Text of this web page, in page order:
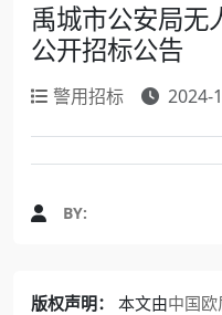
禹城市公安局无
公开招标公告
警用招标 2024-
BY:
版权声明： 本文由中国